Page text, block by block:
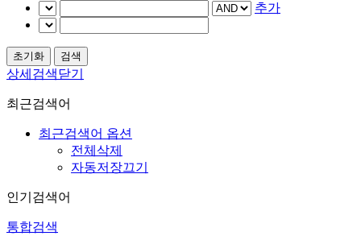
추가
상세검색닫기
최근검색어
최근검색어 옵션
전체삭제
자동저장끄기
인기검색어
통합검색